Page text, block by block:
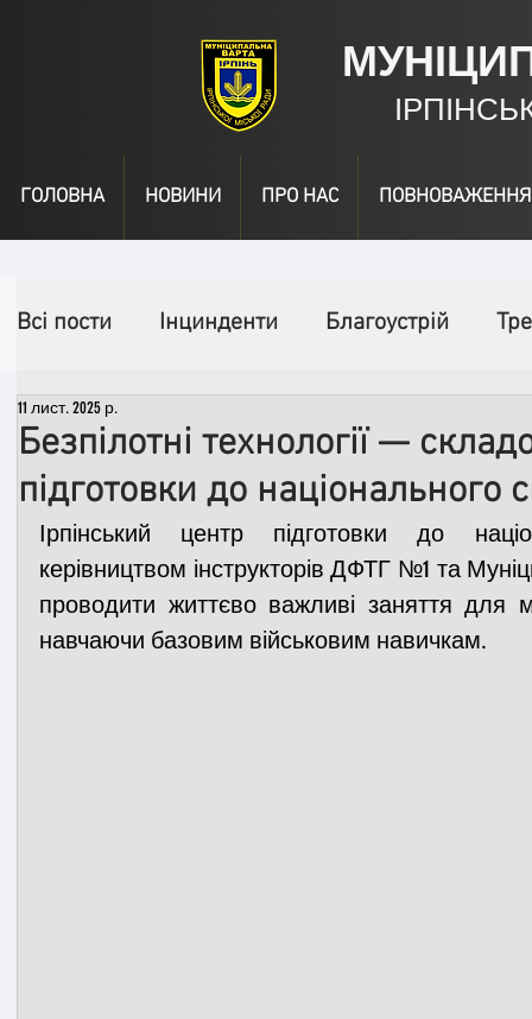
ГОЛОВНА НОВИНИ ПРО НАС ПОВНОВАЖЕННЯ
Всі пости Інцинденти Благоустрій
День народження
Спільні заходи Надзвичайні заходи
Медицина Новини ДТП
Безпілотні технології —
підготовки до національного
11 лист. 2025 р.
Ірпінський центр підготовки до
керівництвом інструкторів ДФТГ №1 та
проводити життєво важливі заняття для
навчаючи базовим військовим навичкам.